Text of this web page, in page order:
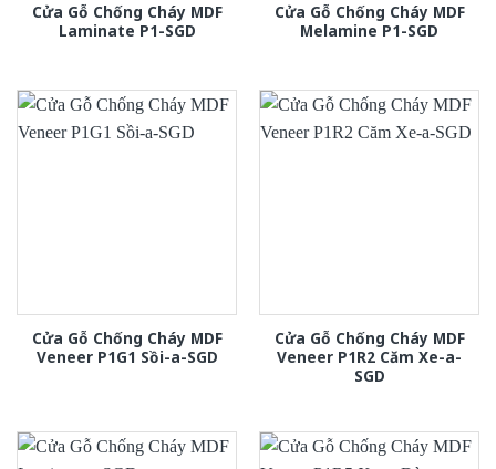
Cửa Gỗ Chống Cháy MDF
Laminate P1-SGD
Cửa Gỗ Chống Cháy MDF
Melamine P1-SGD
Cửa Gỗ Chống Cháy MDF
Veneer P1G1 Sồi-a-SGD
Cửa Gỗ Chống Cháy MDF
Veneer P1R2 Căm Xe-a-
SGD